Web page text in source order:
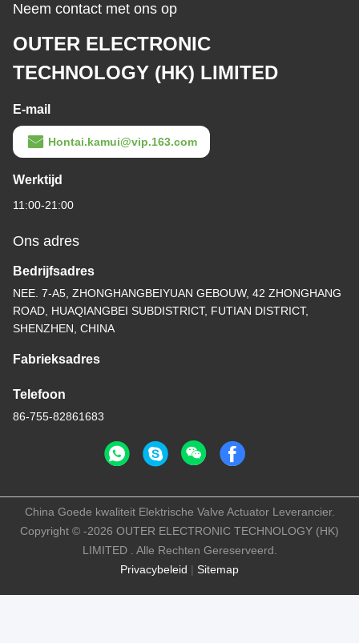
Neem contact met ons op
OUTER ELECTRONIC
TECHNOLOGY (HK) LIMITED
E-mail
Hontai.kamui@vip.163.com
Werktijd
11:00-21:00
Ons adres
Bedrijfsadres
NEE. 7-A5, ZHONGHANGBEIYUAN GEBOUW, 42 ZHONGHANG
ROAD, HUAQIANGBEI SUBDISTRICT, FUTIAN DISTRICT,
SHENZHEN, CHINA
Fabrieksadres
Telefoon
86-755-82861683
Privacybeleid | Sitemap
China Goede kwaliteit Elektrische Valve Actuator Leverancier.
Copyright © -2026 OUTER ELECTRONIC TECHNOLOGY (HK)
LIMITED . Alle Rechten Gereserveerd.